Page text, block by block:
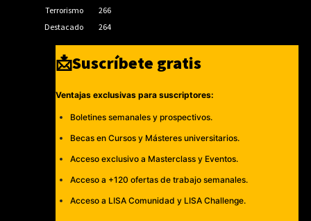
Terrorismo
266
Destacado
264
📩Suscríbete gratis
Ventajas exclusivas para suscriptores:
Boletines semanales y prospectivos.
Becas en Cursos y Másteres universitarios.
Acceso exclusivo a Masterclass y Eventos.
Acceso a +120 ofertas de trabajo semanales.
Acceso a LISA Comunidad y LISA Challenge.